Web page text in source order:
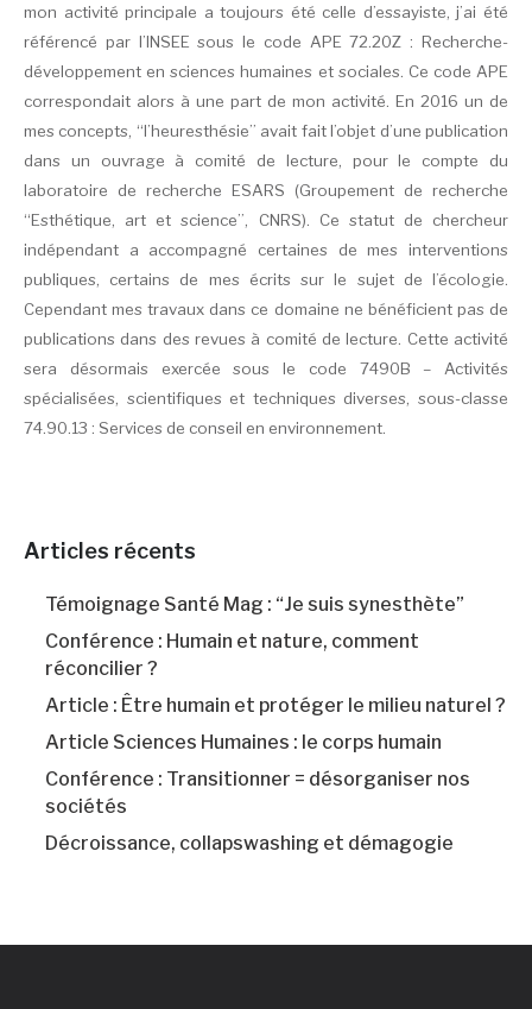
mon activité principale a toujours été celle d’essayiste, j’ai été
référencé par l’INSEE sous le code APE 72.20Z : Recherche-
développement en sciences humaines et sociales. Ce code APE
correspondait alors à une part de mon activité. En 2016 un de
mes concepts, “l’heuresthésie” avait fait l’objet d’une publication
dans un ouvrage à comité de lecture, pour le compte du
laboratoire de recherche ESARS (Groupement de recherche
“Esthétique, art et science”, CNRS). Ce statut de chercheur
indépendant a accompagné certaines de mes interventions
publiques, certains de mes écrits sur le sujet de l’écologie.
Cependant mes travaux dans ce domaine ne bénéficient pas de
publications dans des revues à comité de lecture. Cette activité
sera désormais exercée sous le code 7490B – Activités
spécialisées, scientifiques et techniques diverses, sous-classe
74.90.13 : Services de conseil en environnement.
Articles récents
Témoignage Santé Mag : “Je suis synesthète”
Conférence : Humain et nature, comment
réconcilier ?
Article : Être humain et protéger le milieu naturel ?
Article Sciences Humaines : le corps humain
Conférence : Transitionner = désorganiser nos
sociétés
Décroissance, collapswashing et démagogie